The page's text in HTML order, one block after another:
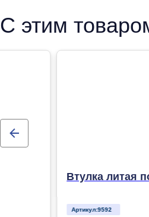
С этим
Втулка литая
Артикул:9592